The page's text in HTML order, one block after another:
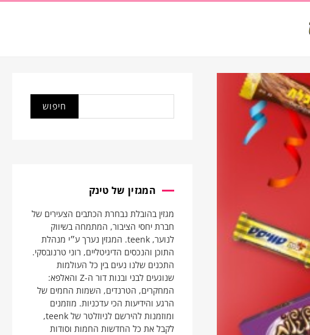
המגזין של טינק
מגזין בהובלת נבחרת הכתבים הצעירים של
חברת יחסי הציבור, המתמחה בשיווק
לנוער, teenk. המגזין נערך ע״י מנהלת
התוכן והנכסים הדיגיטליים, רוני טרנובסקי.
התכנים שלנו נעים בין כל העולמות
שנוגעים לבני ובנות דור ה-Z והאלפא:
המחקרים, הטרנדים, השמות החמים של
הרגע והידיעות הכי עדכניות. מוזמנים
ומוזמנות להירשם לניוזלטר של teenk,
לקבל את כל החדשות החמות וסודות